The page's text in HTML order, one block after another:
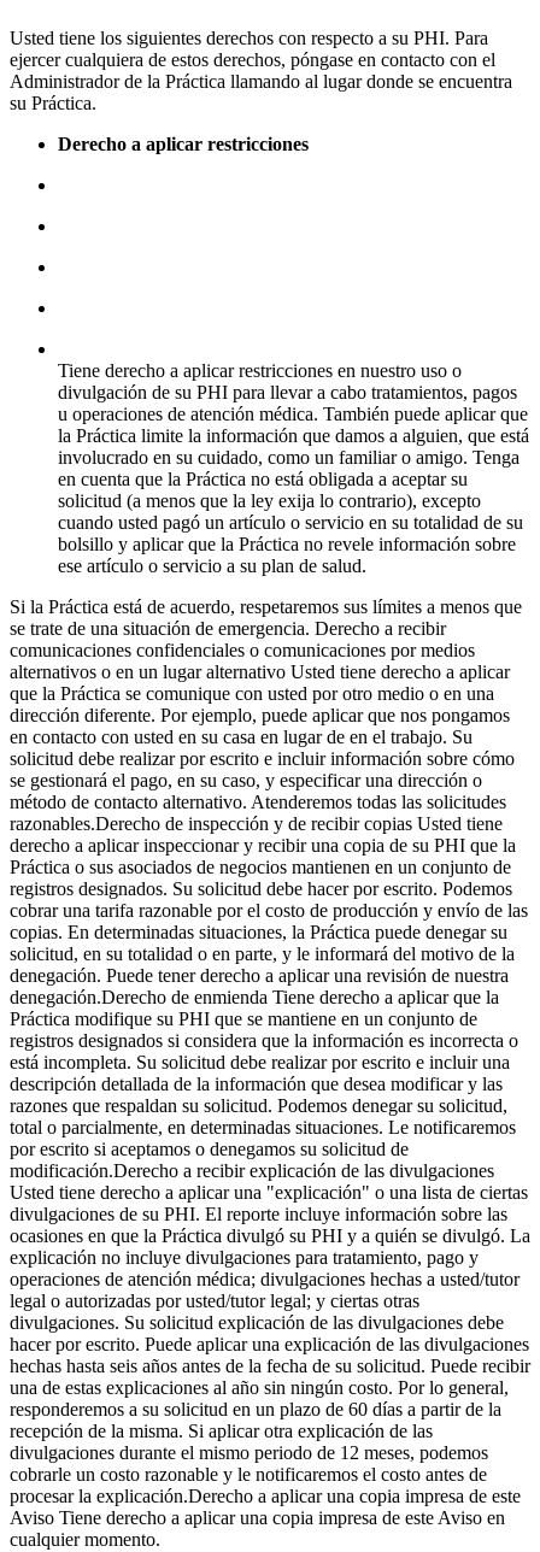
Usted tiene los siguientes derechos con respecto a su PHI. Para
ejercer cualquiera de estos derechos, póngase en contacto con el
Administrador de la Práctica llamando al lugar donde se encuentra
su Práctica.
Derecho a aplicar restricciones
Tiene derecho a aplicar restricciones en nuestro uso o
divulgación de su PHI para llevar a cabo tratamientos, pagos
u operaciones de atención médica. También puede aplicar que
la Práctica limite la información que damos a alguien, que está
involucrado en su cuidado, como un familiar o amigo. Tenga
en cuenta que la Práctica no está obligada a aceptar su
solicitud (a menos que la ley exija lo contrario), excepto
cuando usted pagó un artículo o servicio en su totalidad de su
bolsillo y aplicar que la Práctica no revele información sobre
ese artículo o servicio a su plan de salud.
Si la Práctica está de acuerdo, respetaremos sus límites a menos que
se trate de una situación de emergencia. Derecho a recibir
comunicaciones confidenciales o comunicaciones por medios
alternativos o en un lugar alternativo Usted tiene derecho a aplicar
que la Práctica se comunique con usted por otro medio o en una
dirección diferente. Por ejemplo, puede aplicar que nos pongamos
en contacto con usted en su casa en lugar de en el trabajo. Su
solicitud debe realizar por escrito e incluir información sobre cómo
se gestionará el pago, en su caso, y especificar una dirección o
método de contacto alternativo. Atenderemos todas las solicitudes
razonables.Derecho de inspección y de recibir copias Usted tiene
derecho a aplicar inspeccionar y recibir una copia de su PHI que la
Práctica o sus asociados de negocios mantienen en un conjunto de
registros designados. Su solicitud debe hacer por escrito. Podemos
cobrar una tarifa razonable por el costo de producción y envío de las
copias. En determinadas situaciones, la Práctica puede denegar su
solicitud, en su totalidad o en parte, y le informará del motivo de la
denegación. Puede tener derecho a aplicar una revisión de nuestra
denegación.Derecho de enmienda Tiene derecho a aplicar que la
Práctica modifique su PHI que se mantiene en un conjunto de
registros designados si considera que la información es incorrecta o
está incompleta. Su solicitud debe realizar por escrito e incluir una
descripción detallada de la información que desea modificar y las
razones que respaldan su solicitud. Podemos denegar su solicitud,
total o parcialmente, en determinadas situaciones. Le notificaremos
por escrito si aceptamos o denegamos su solicitud de
modificación.Derecho a recibir explicación de las divulgaciones
Usted tiene derecho a aplicar una "explicación" o una lista de ciertas
divulgaciones de su PHI. El reporte incluye información sobre las
ocasiones en que la Práctica divulgó su PHI y a quién se divulgó. La
explicación no incluye divulgaciones para tratamiento, pago y
operaciones de atención médica; divulgaciones hechas a usted/tutor
legal o autorizadas por usted/tutor legal; y ciertas otras
divulgaciones. Su solicitud explicación de las divulgaciones debe
hacer por escrito. Puede aplicar una explicación de las divulgaciones
hechas hasta seis años antes de la fecha de su solicitud. Puede recibir
una de estas explicaciones al año sin ningún costo. Por lo general,
responderemos a su solicitud en un plazo de 60 días a partir de la
recepción de la misma. Si aplicar otra explicación de las
divulgaciones durante el mismo periodo de 12 meses, podemos
cobrarle un costo razonable y le notificaremos el costo antes de
procesar la explicación.Derecho a aplicar una copia impresa de este
Aviso Tiene derecho a aplicar una copia impresa de este Aviso en
cualquier momento.